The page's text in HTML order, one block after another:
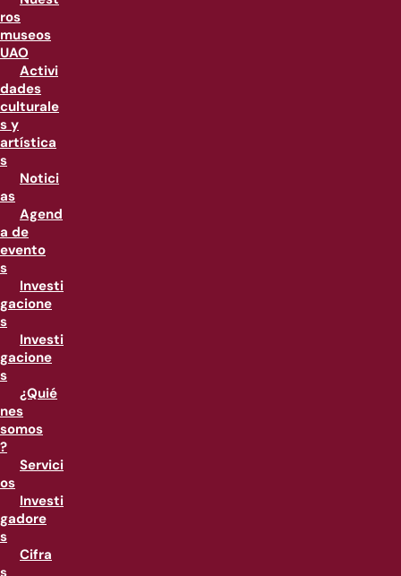
ros
museos
UAO
Activi
dades
culturale
s y
artística
s
Notici
as
Agend
a de
evento
s
Investi
gacione
s
Investi
gacione
s
¿Quié
nes
somos
?
Servici
os
Investi
gadore
s
Cifra
s